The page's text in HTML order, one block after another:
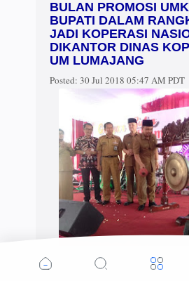
BULAN PROMOSI
BUPATI DALAM
JADI KOPERASI
DIKANTOR DINAS
UM LUMAJANG
Posted: 30 Jul 2018 05:47 AM PDT